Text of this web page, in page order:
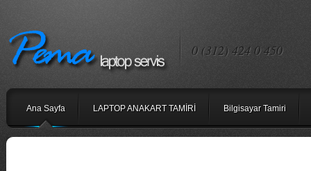
0 (312) 424 0 450
Ana Sayfa LAPTOP ANAKART TAMİRİ Bilgisayar Tamiri